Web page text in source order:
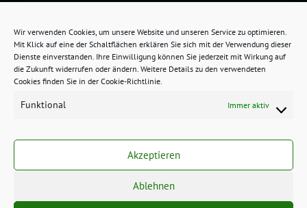
Wir verwenden Cookies, um unsere Website und unseren Service zu optimieren.
Mit Klick auf eine der Schaltflächen erklären Sie sich mit der Verwendung dieser
Dienste einverstanden. Ihre Einwilligung können Sie jederzeit mit Wirkung auf
die Zukunft widerrufen oder ändern. Weitere Details zu den verwendeten
Cookies finden Sie in der Cookie-Richtlinie.
Funktional Immer aktiv
Akzeptieren
Ablehnen
freie grüne Themesunflower‐ ein